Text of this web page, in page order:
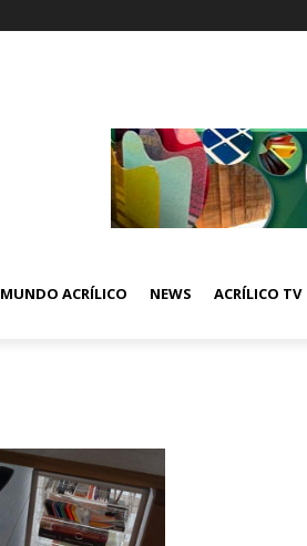
MUNDO ACRÍLICO NEWS ACRÍLICO TV